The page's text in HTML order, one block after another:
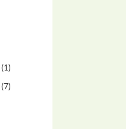
(1)
(7)